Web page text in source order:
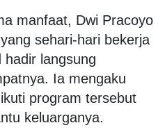
manfaat, Dwi Pracoyo
sehari-hari bekerja
langsung
Ia mengaku
program tersebut
keluarganya.